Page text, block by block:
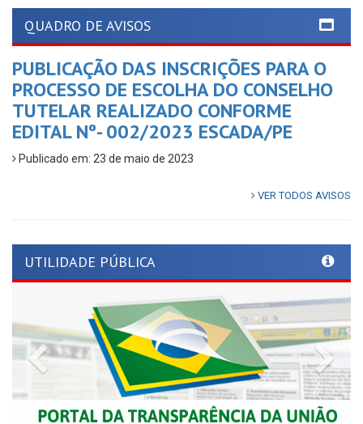
QUADRO DE AVISOS
PUBLICAÇÃO DAS INSCRIÇÕES PARA O
PROCESSO DE ESCOLHA DO CONSELHO
TUTELAR REALIZADO CONFORME
EDITAL Nº- 002/2023 ESCADA/PE
Publicado em: 23 de maio de 2023
VER TODOS AVISOS
UTILIDADE PÚBLICA
Previous